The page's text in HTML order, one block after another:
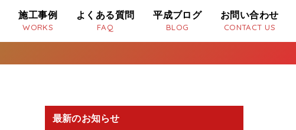
施工事例
WORKS
よくある質問
FAQ
平成ブログ
BLOG
お問い合わせ
CONTACT US
最新のお知らせ